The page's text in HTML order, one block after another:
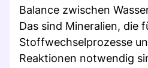
Balance zwischen
Das sind Mineralien, die
Stoffwechselprozesse
Reaktionen notwendig